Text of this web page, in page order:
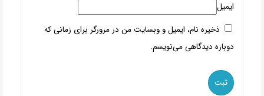
ایمیل
ذخیره نام، ایمیل و وبسایت من در مرورگر برای زمانی که
دوباره دیدگاهی می‌نویسم.